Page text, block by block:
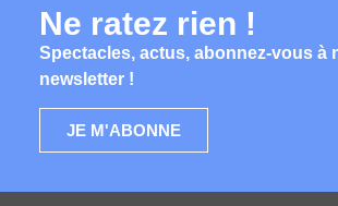
Ne ratez rien !
Spectacles, actus, abonnez-vous à
newsletter !
JE M'ABONNE